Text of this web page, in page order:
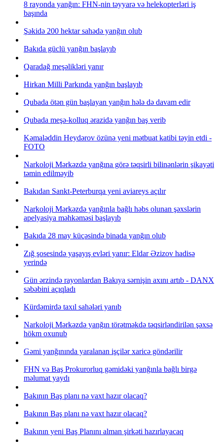
8 rayonda yanğın: FHN-nin təyyarə və helekopterləri iş
başında
Şəkidə 200 hektar sahədə yanğın olub
Bakıda güclü yanğın başlayıb
Qaradağ meşəlikləri yanır
Hirkan Milli Parkında yanğın başlayıb
Qubada ötən gün başlayan yanğın hələ də davam edir
Qubada meşə-kolluq ərazidə yanğın baş verib
Kəmaləddin Heydərov özünə yeni mətbuat katibi təyin etdi -
FOTO
Narkoloji Mərkəzdə yanğına görə təqsirli bilinənlərin şikayəti
təmin edilməyib
Bakıdan Sankt-Peterburqa yeni aviareys açılır
Narkoloji Mərkəzdə yanğınla bağlı həbs olunan şəxslərin
apelyasiya məhkəməsi başlayıb
Bakıda 28 may küçəsində binada yanğın olub
Zığ şosesində yaşayış evləri yanır: Eldar Əzizov hadisə
yerində
Gün ərzində rayonlardan Bakıya sərnişin axını artıb - DANX
səbəbini açıqladı
Kürdəmirdə taxıl sahələri yanıb
Narkoloji Mərkəzdə yanğın törətməkdə təqsirləndirilən şəxsə
hökm oxunub
Gəmi yanğınında yaralanan işçilər xaricə göndərilir
FHN və Baş Prokurorluq gəmidəki yanğınla bağlı birgə
məlumat yaydı
Bakının Baş planı nə vaxt hazır olacaq?
Bakının Baş planı nə vaxt hazır olacaq?
Bakının yeni Baş Planını alman şirkəti hazırlayacaq